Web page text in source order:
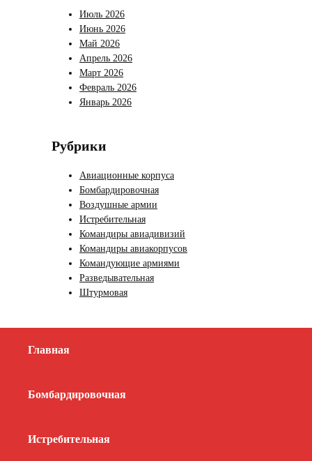
Июль 2026
Июнь 2026
Май 2026
Апрель 2026
Март 2026
Февраль 2026
Январь 2026
Рубрики
Авиационные корпуса
Бомбардировочная
Воздушные армии
Истребительная
Командиры авиадивизий
Командиры авиакорпусов
Командующие армиями
Разведывательная
Штурмовая
Главная
Бомбардировочная
Истребительная